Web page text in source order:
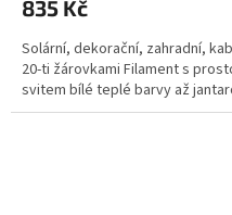
835 Kč
Solární, dekorační, zahradní,
20-ti žárovkami Filament s
svitem bílé teplé barvy až